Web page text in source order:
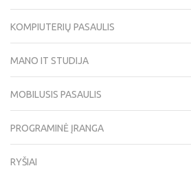
KOMPIUTERIŲ PASAULIS
MANO IT STUDIJA
MOBILUSIS PASAULIS
PROGRAMINĖ ĮRANGA
RYŠIAI